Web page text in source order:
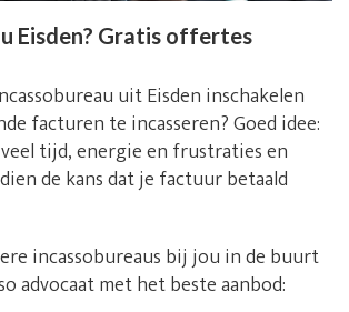
Eisden? Gratis offertes
uit Eisden inschakelen
facturen te incasseren? Goed idee:
tijd, energie en frustraties en
de kans dat je factuur betaald
incassobureaus bij jou in de buurt
advocaat met het beste aanbod: